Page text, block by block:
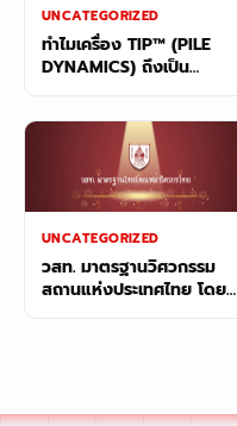
UNCATEGORIZED
ทำไมเครื่อง TIP™ (PILE
DYNAMICS) ถึงเป็น
เทคโนโลยี ที่เปลี่ยนโลก การ
UNCATEGORIZED
วสท. มาตรฐานวิศวกรรม
สถานแห่งประเทศไทย โดย
เหล่าวิศวกรไทย